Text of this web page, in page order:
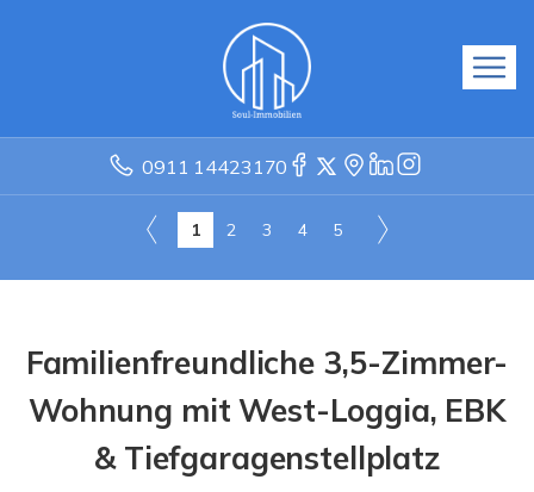
0911 14423170
1 2 3 4 5
Familienfreundliche 3,5-Zimmer-
Wohnung mit West-Loggia, EBK
& Tiefgaragenstellplatz